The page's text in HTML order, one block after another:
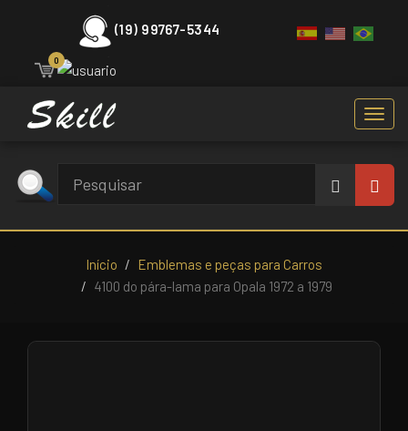
(19) 99767-5344
0
Início
Emblemas e peças para Carros
4100 do pára-lama para Opala 1972 a 1979